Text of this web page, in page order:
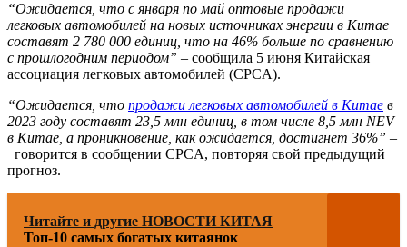
“Ожидается, что с января по май оптовые продажи
легковых автомобилей на новых источниках энергии в Китае
составят 2 780 000 единиц, что на 46% больше по сравнению
с прошлогодним периодом” – сообщила 5 июня Китайская
ассоциация легковых автомобилей (CPCA).
“Ожидается, что продажи легковых автомобилей в Китае в
2023 году составят 23,5 млн единиц, в том числе 8,5 млн NEV
в Китае, а проникновение, как ожидается, достигнет 36%” –
говорится в сообщении CPCA, повторяя свой предыдущий
прогноз.
Читайте и другие НОВОСТИ КИТАЯ
Топ-10 самых богатых китаянок